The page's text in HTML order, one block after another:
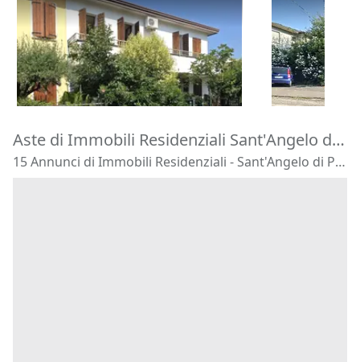
Asta Abitazione cielo terra con
cortile e cantina
Montegrotto Terme (Padova)
195.000 €
20/10/2026
Asta Casa
Barbarano
180.000 €
22/10/2026
Aste di Immobili Residenziali Sant'Angelo di Piove di Sacco
15 Annunci di Immobili Residenziali - Sant'Angelo di Piove di Sacco